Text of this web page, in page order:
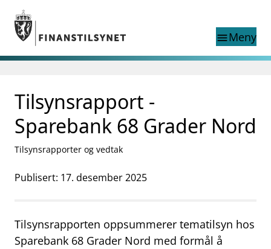
Gå til hovedinnhold
Gå til søkesiden
menuMeny
nettstedet
language
English
exist in English
English home page
Tilsyn
Aktuelt
Finanstilsynets registre
businessOm Finanstilsynet
Tilsynsrapport -
Sparebank 68 Grader Nord
Tilsynsrapporter og vedtak
Publisert: 17. desember 2025
Tilsynsrapporten oppsummerer tematilsyn hos
Sparebank 68 Grader Nord med formål å